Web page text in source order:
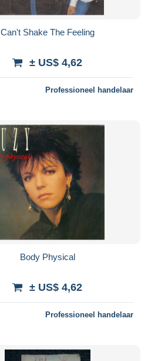
Can't Shake The Feeling
± US$ 4,62
Professioneel handelaar
Body Physical
± US$ 4,62
Professioneel handelaar